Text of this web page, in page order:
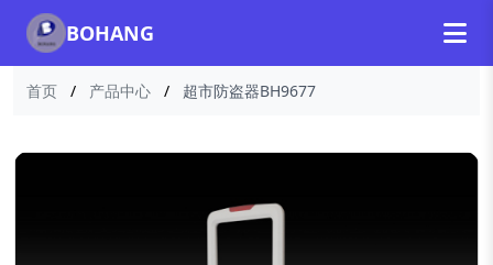
BOHANG
首页 / 产品中心 / 超市防盗器BH9677